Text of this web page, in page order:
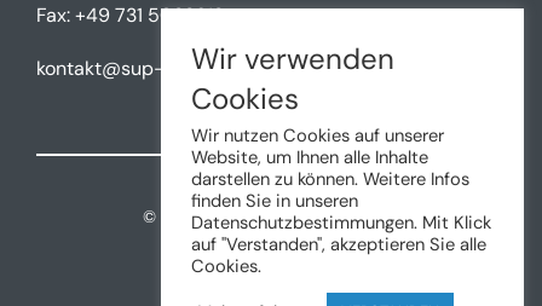
Fax: +49 731 5023612
kontakt@sup-ulm.de
© 2026 • Studium und Praxis e.V.
Wir verwenden
Cookies
Wir nutzen Cookies auf unserer
Website, um Ihnen alle Inhalte
darstellen zu können. Weitere Infos
finden Sie in unseren
Datenschutzbestimmungen. Mit Klick
auf "Verstanden", akzeptieren Sie alle
Cookies.